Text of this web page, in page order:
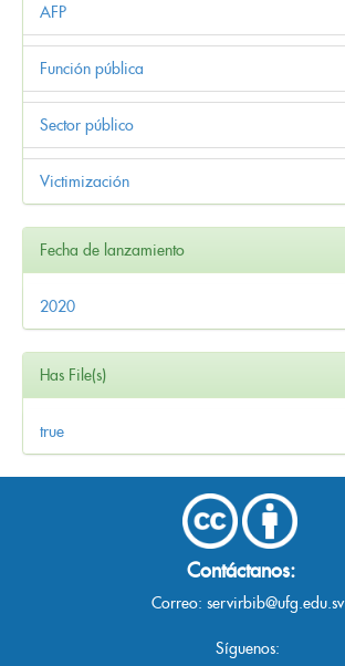
AFP
Función pública
Sector público
Victimización
Fecha de lanzamiento
2020
Has File(s)
true
Contáctanos:
Correo: servirbib@ufg.edu.sv
Síguenos: